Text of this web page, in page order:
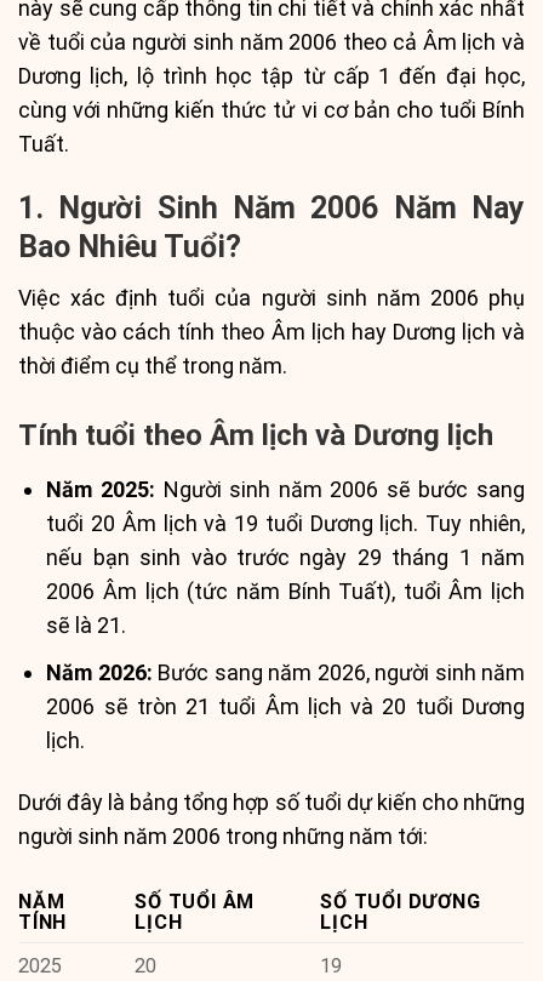
này sẽ cung cấp thông tin chi tiết và chính xác nhất
về tuổi của người sinh năm 2006 theo cả Âm lịch và
Dương lịch, lộ trình học tập từ cấp 1 đến đại học,
cùng với những kiến thức tử vi cơ bản cho tuổi Bính
Tuất.
1. Người Sinh Năm 2006 Năm Nay
Bao Nhiêu Tuổi?
Việc xác định tuổi của người sinh năm 2006 phụ
thuộc vào cách tính theo Âm lịch hay Dương lịch và
thời điểm cụ thể trong năm.
Tính tuổi theo Âm lịch và Dương lịch
Năm 2025: Người sinh năm 2006 sẽ bước sang
tuổi 20 Âm lịch và 19 tuổi Dương lịch. Tuy nhiên,
nếu bạn sinh vào trước ngày 29 tháng 1 năm
2006 Âm lịch (tức năm Bính Tuất), tuổi Âm lịch
sẽ là 21.
Năm 2026: Bước sang năm 2026, người sinh năm
2006 sẽ tròn 21 tuổi Âm lịch và 20 tuổi Dương
lịch.
Dưới đây là bảng tổng hợp số tuổi dự kiến cho những
người sinh năm 2006 trong những năm tới:
NĂM
TÍNH
SỐ TUỔI ÂM
LỊCH
SỐ TUỔI DƯƠNG
LỊCH
2025
20
19